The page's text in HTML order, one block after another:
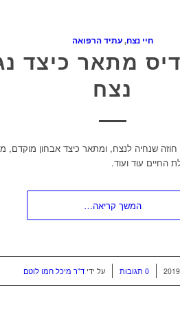
חיי נצח,עתיד הרפואה
מתאר כיצד
נצח
חוזה שנחיה לנצח, ומתאר כיצד אבחון מוקדם,
החיים עוד ועוד.
המשך קריאה…
0 תגובות על ידי ד"ר מיכל חמו לוטם